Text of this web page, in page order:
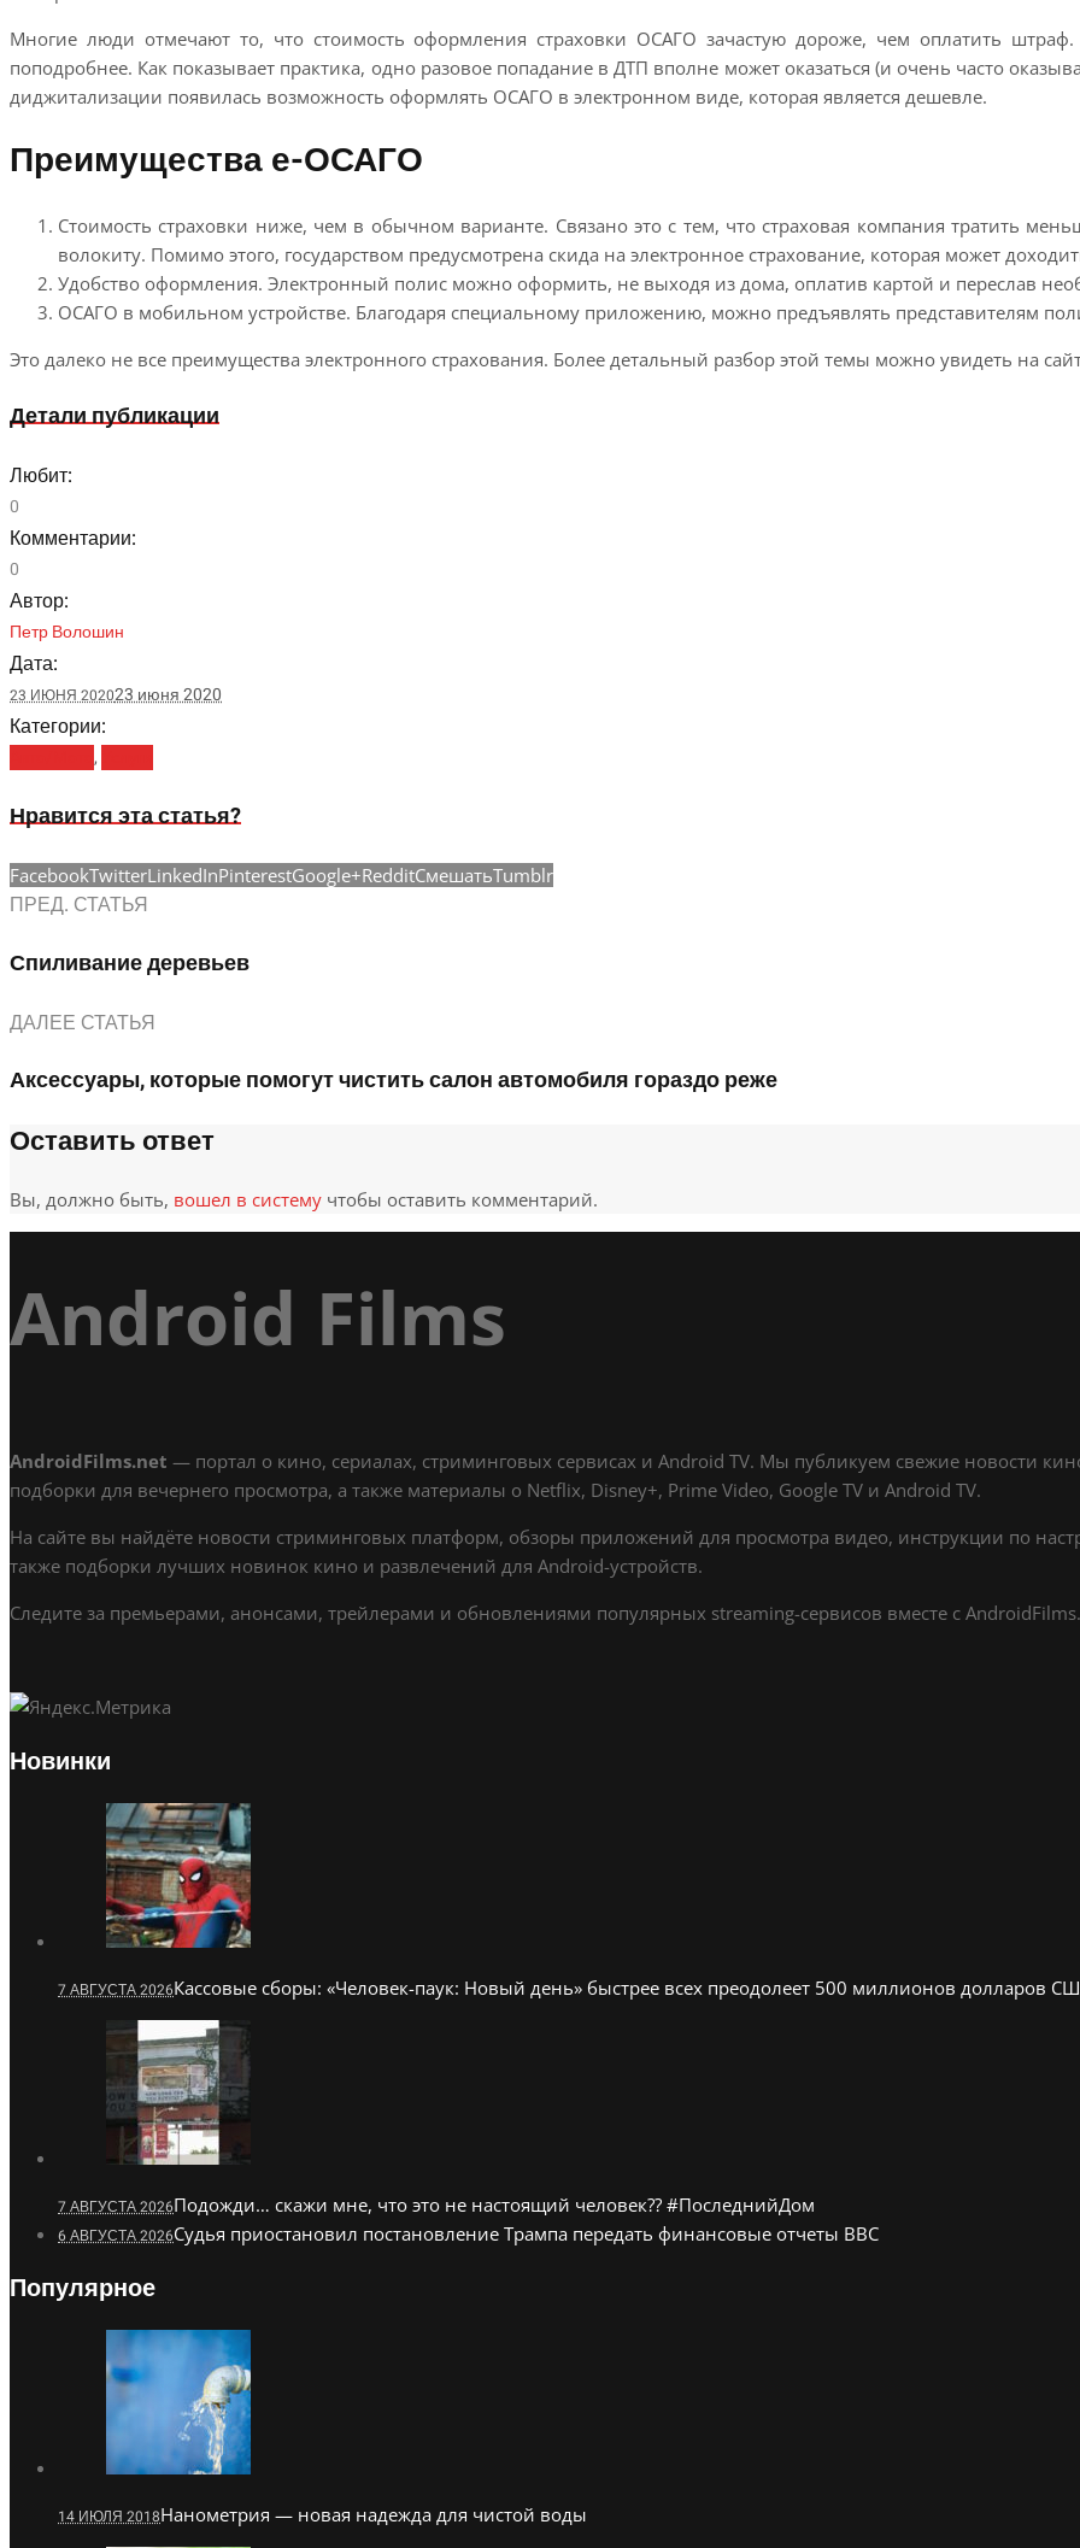
Многие люди отмечают то, что стоимость оформления страховки ОСАГО зачастую дороже, чем оплатить
поподробнее. Как показывает практика, одно разовое попадание в ДТП вполне может оказаться (и очень часто
диджитализации появилась возможность оформлять ОСАГО в электронном виде, которая является дешевле.
Преимущества е-ОСАГО
Стоимость страховки ниже, чем в обычном варианте. Связано это с тем, что страховая компания тратить
волокиту. Помимо этого, государством предусмотрена скида на электронное страхование, которая может
Удобство оформления. Электронный полис можно оформить, не выходя из дома, оплатив картой и переслав
ОСАГО в мобильном устройстве. Благодаря специальному приложению, можно предъявлять представителям
Это далеко не все преимущества электронного страхования. Более детальный разбор этой темы можно увидеть на
Детали публикации
Любит:
0
Комментарии:
0
Автор:
Петр Волошин
Дата:
23 ИЮНЯ 202023 июня 2020
Категории:
,
Нравится эта статья?
FacebookTwitterLinkedInPinterestGoogle+RedditСмешатьTumblr
ПРЕД. СТАТЬЯ
Спиливание деревьев
ДАЛЕЕ СТАТЬЯ
Аксессуары, которые помогут чистить салон автомобиля гораздо реже
Оставить ответ
Вы, должно быть, вошел в систему чтобы оставить комментарий.
Android Films
AndroidFilms.net — портал о кино, сериалах, стриминговых сервисах и Android TV. Мы публикуем свежие новости
подборки для вечернего просмотра, а также материалы о Netflix, Disney+, Prime Video, Google TV и Android TV.
На сайте вы найдёте новости стриминговых платформ, обзоры приложений для просмотра видео, инструкции по
также подборки лучших новинок кино и развлечений для Android-устройств.
Следите за премьерами, анонсами, трейлерами и обновлениями популярных streaming-сервисов вместе с
Новинки
7 АВГУСТА 2026Кассовые сборы: «Человек-паук: Новый день» быстрее всех преодолеет 500 миллионов долларов
7 АВГУСТА 2026Подожди… скажи мне, что это не настоящий человек?? #ПоследнийДом
6 АВГУСТА 2026Судья приостановил постановление Трампа передать финансовые отчеты BBC
Популярное
14 ИЮЛЯ 2018Нанометрия — новая надежда для чистой воды